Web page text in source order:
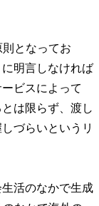
となってお
明言しなければ
ビスによって
は限らず、渡し
づらいというリ
活のなかで生成